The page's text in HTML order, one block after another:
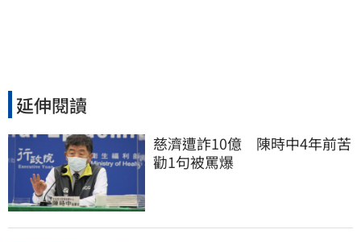
延伸閱讀
慈濟遭詐10億　陳時中4年前苦
勸1句被罵爆